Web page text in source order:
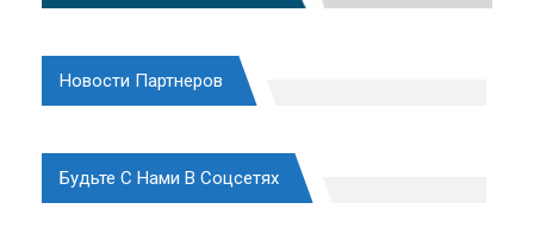
Новости Партнеров
Будьте С Нами В Соцсетях